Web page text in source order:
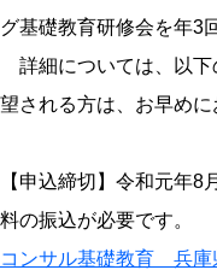
グ基礎教育研修会を年3
詳細については、以下
望される方は、お早めに
【申込締切】令和元年
料の振込が必要です。
コンサル基礎教育 兵庫